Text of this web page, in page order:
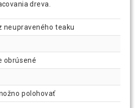
dreva.
neupraveného teaku
obrúsené
polohovať